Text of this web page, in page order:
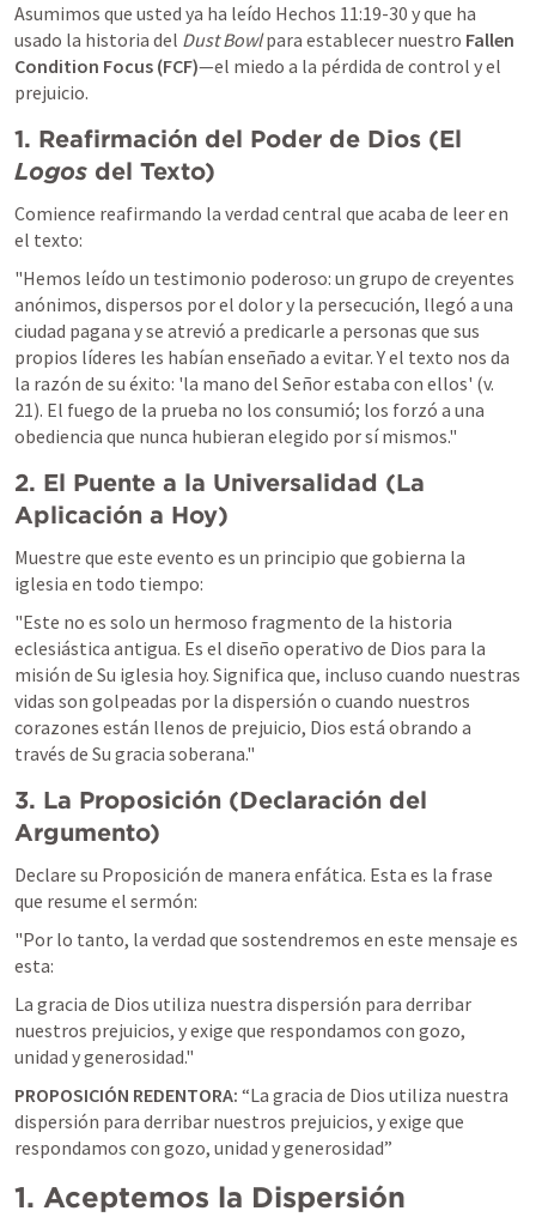
Asumimos que usted ya ha leído Hechos 11:19-30 y que ha
usado la historia del Dust Bowl para establecer nuestro Fallen
Condition Focus (FCF)—el miedo a la pérdida de control y el
prejuicio.
Logos del Texto)
Comience reafirmando la verdad central que acaba de leer en
el texto:
"Hemos leído un testimonio poderoso: un grupo de creyentes
anónimos, dispersos por el dolor y la persecución, llegó a una
ciudad pagana y se atrevió a predicarle a personas que sus
propios líderes les habían enseñado a evitar. Y el texto nos da
la razón de su éxito: 'la mano del Señor estaba con ellos' (v.
21). El fuego de la prueba no los consumió; los forzó a una
obediencia que nunca hubieran elegido por sí mismos."
2. El Puente a la Universalidad (La
Aplicación a Hoy)
Muestre que este evento es un principio que gobierna la
iglesia en todo tiempo:
"Este no es solo un hermoso fragmento de la historia
eclesiástica antigua. Es el diseño operativo de Dios para la
misión de Su iglesia hoy. Significa que, incluso cuando nuestras
vidas son golpeadas por la dispersión o cuando nuestros
corazones están llenos de prejuicio, Dios está obrando a
través de Su gracia soberana."
3. La Proposición (Declaración del
Argumento)
Declare su Proposición de manera enfática. Esta es la frase
que resume el sermón:
"Por lo tanto, la verdad que sostendremos en este mensaje es
esta:
La gracia de Dios utiliza nuestra dispersión para derribar
nuestros prejuicios, y exige que respondamos con gozo,
unidad y generosidad."
PROPOSICIÓN REDENTORA: “La gracia de Dios utiliza nuestra
dispersión para derribar nuestros prejuicios, y exige que
respondamos con gozo, unidad y generosidad”
1. Aceptemos la Dispersión